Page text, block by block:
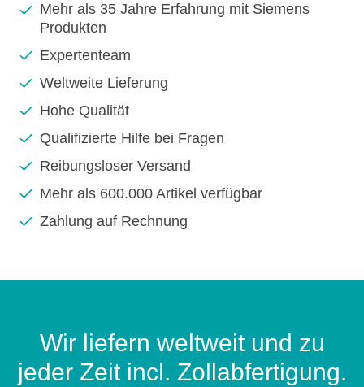
Mehr als 35 Jahre Erfahrung mit Siemens
Produkten
Expertenteam
Weltweite Lieferung
Hohe Qualität
Qualifizierte Hilfe bei Fragen
Reibungsloser Versand
Mehr als 600.000 Artikel verfügbar
Zahlung auf Rechnung
Wir liefern weltweit und zu
jeder Zeit incl. Zollabfertigung.